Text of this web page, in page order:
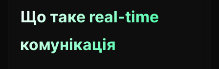
Що таке real-time
комунікація